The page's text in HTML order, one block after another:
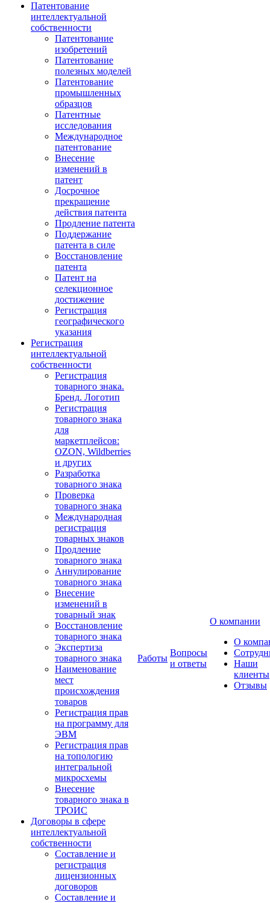
Патентование
интеллектуальной
собственности
Патентование
изобретений
Патентование
полезных моделей
Патентование
промышленных
образцов
Патентные
исследования
Международное
патентование
Внесение
изменений в
патент
Досрочное
прекращение
действия патента
Продление патента
Поддержание
патента в силе
Восстановление
патента
Патент на
селекционное
достижение
Регистрация
географического
указания
Регистрация
интеллектуальной
собственности
Регистрация
товарного знака.
Бренд. Логотип
Регистрация
товарного знака
для
маркетплейсов:
OZON, Wildberries
и других
Разработка
товарного знака
Проверка
товарного знака
Международная
регистрация
товарных знаков
Продление
товарного знака
Аннулирование
товарного знака
Внесение
изменений в
товарный знак
Восстановление
товарного знака
Экспертиза
товарного знака
Наименование
мест
происхождения
товаров
Регистрация прав
на программу для
ЭВМ
Регистрация прав
на топологию
интегральной
микросхемы
Внесение
товарного знака в
ТРОИС
Договоры в сфере
интеллектуальной
собственности
Составление и
регистрация
лицензионных
договоров
Составление и
Работы
Вопросы
и ответы
О компании
О
Наши
клиенты
Отзывы